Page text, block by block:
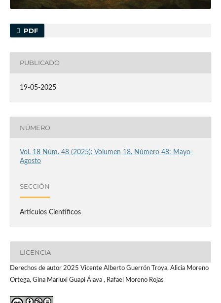
PDF
PUBLICADO
19-05-2025
NÚMERO
Vol. 18 Núm. 48 (2025): Volumen 18. Número 48: Mayo-
Agosto
SECCIÓN
Artículos Científicos
LICENCIA
Derechos de autor 2025 Vicente Alberto Guerrón Troya, Alicia Moreno
Ortega, Gina Mariuxi Guapi Álava , Rafael Moreno Rojas